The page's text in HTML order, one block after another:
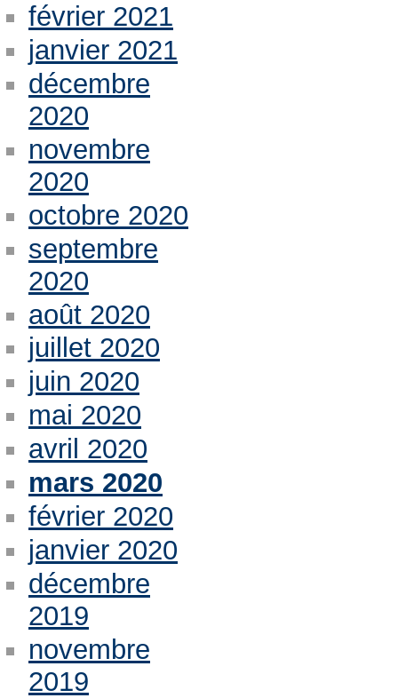
février 2021
janvier 2021
décembre
2020
novembre
2020
octobre 2020
septembre
2020
août 2020
juillet 2020
juin 2020
mai 2020
avril 2020
mars 2020
février 2020
janvier 2020
décembre
2019
novembre
2019